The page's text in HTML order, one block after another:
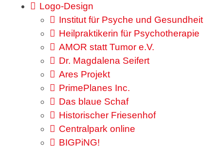
Logo-Design
Institut für Psyche und Gesundheit
Heilpraktikerin für Psychotherapie
AMOR statt Tumor e.V.
Dr. Magdalena Seifert
Ares Projekt
PrimePlanes Inc.
Das blaue Schaf
Historischer Friesenhof
Centralpark online
BIGPiNG!